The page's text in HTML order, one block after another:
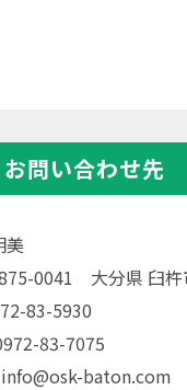
問い合わせ先
0041 大分県 臼杵
83-5930
83-7075
baton.com